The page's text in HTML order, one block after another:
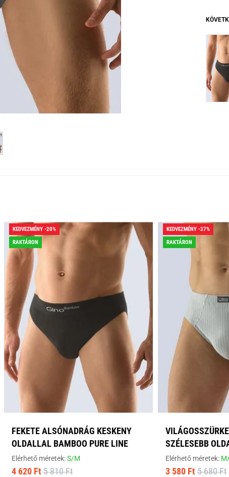
KEDVEZMÉNY -20%
RAKTÁRON
FEKETE ALSÓNADRÁG KESKENY
OLDALLAL BAMBOO PURE LINE
Elérhető méretek:S/M
4 620 Ft 5 810 Ft
KEDVEZMÉNY -37%
RAKTÁRON
SZÉLESEBB
Elérhető méretek:
3 580 Ft 5 680 Ft